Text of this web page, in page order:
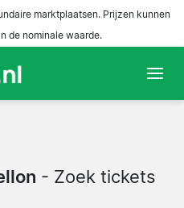
marktplaatsen. Prijzen kunnen
de nominale waarde.
- Zoek tickets